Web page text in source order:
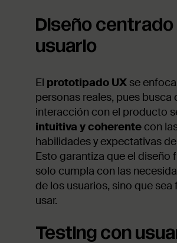
Diseño centrado
usuario
El prototipado UX se
personas reales, pues busca
interacción con el producto
intuitiva y coherentecon
habilidades y expectativas
Esto garantiza que el diseño
solo cumpla con las
de los usuarios, sino que sea
usar.
Testing con